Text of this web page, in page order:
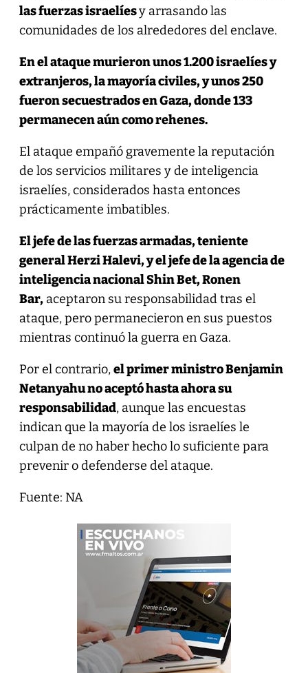
las fuerzas israelíesy arrasando las
comunidades de los alrededores del enclave.
En el ataque murieron unos 1.200 israelíes y
extranjeros, la mayoría civiles, y unos 250
fueron secuestrados en Gaza, donde 133
permanecen aún como rehenes.
El ataque empañó gravemente la reputación
de los servicios militares y de inteligencia
israelíes, considerados hasta entonces
prácticamente imbatibles.
El jefe de las fuerzas armadas, teniente
general Herzi Halevi, y el jefe de la agencia de
inteligencia nacional Shin Bet, Ronen
Bar,aceptaron su responsabilidad tras el
ataque, pero permanecieron en sus puestos
mientras continuó la guerra en Gaza.
Por el contrario,el primer ministro Benjamin
Netanyahu no aceptó hasta ahora su
responsabilidad, aunque las encuestas
indican que la mayoría de los israelíes le
culpan de no haber hecho lo suficiente para
prevenir o defenderse del ataque.
Fuente: NA